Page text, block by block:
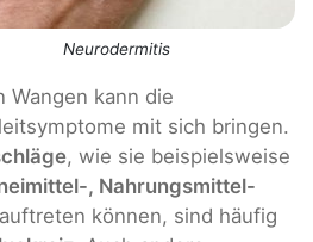
Neurodermitis
Wangen kann die
mit sich bringen.
, wie sie beispielsweise
, Nahrungsmittel-
auftreten können, sind häufig